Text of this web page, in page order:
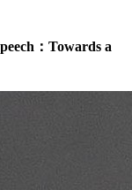
：Towards a